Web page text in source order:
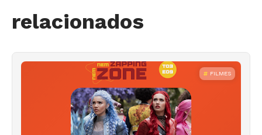
relacionados
FILMES